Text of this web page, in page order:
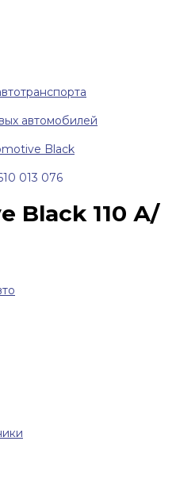
автомобилей
Black
013 076
Black 110 А/